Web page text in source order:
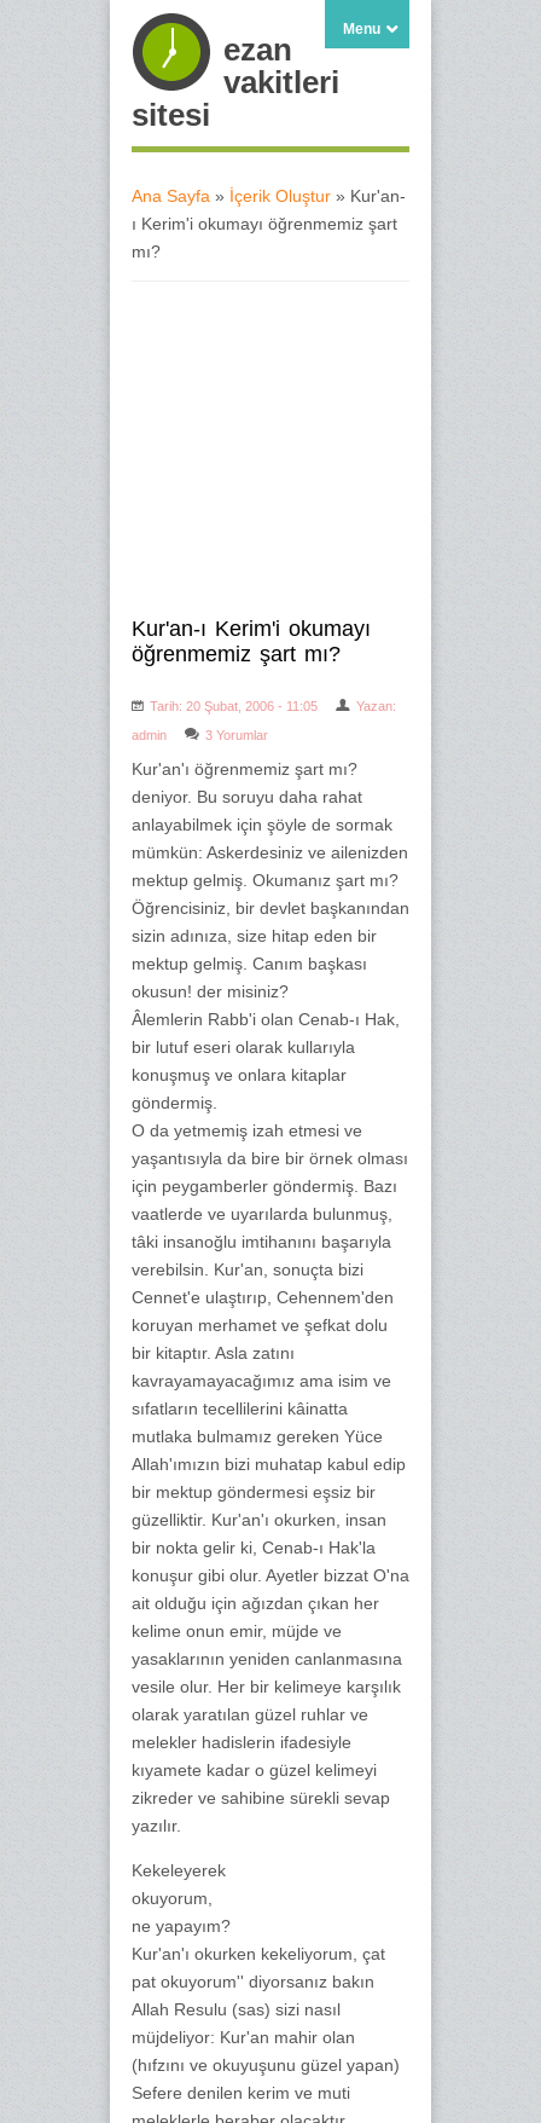
ezan
vakitleri
sitesi
Menu
Buradasınız
Ana Sayfa » İçerik Oluştur » Kur'an-
ı Kerim'i okumayı öğrenmemiz şart
mı?
Kur'an-ı Kerim'i okumayı
öğrenmemiz şart mı?
Tarih: 20 Şubat, 2006 - 11:05
Yazan:
admin
3 Yorumlar
Kur'an'ı öğrenmemiz şart mı?
deniyor. Bu soruyu daha rahat
anlayabilmek için şöyle de sormak
mümkün: Askerdesiniz ve ailenizden
mektup gelmiş. Okumanız şart mı?
Öğrencisiniz, bir devlet başkanından
sizin adınıza, size hitap eden bir
mektup gelmiş. Canım başkası
okusun! der misiniz?
Âlemlerin Rabb'i olan Cenab-ı Hak,
bir lutuf eseri olarak kullarıyla
konuşmuş ve onlara kitaplar
göndermiş.
O da yetmemiş izah etmesi ve
yaşantısıyla da bire bir örnek olması
için peygamberler göndermiş. Bazı
vaatlerde ve uyarılarda bulunmuş,
tâki insanoğlu imtihanını başarıyla
verebilsin. Kur'an, sonuçta bizi
Cennet'e ulaştırıp, Cehennem'den
koruyan merhamet ve şefkat dolu
bir kitaptır. Asla zatını
kavrayamayacağımız ama isim ve
sıfatların tecellilerini kâinatta
mutlaka bulmamız gereken Yüce
Allah'ımızın bizi muhatap kabul edip
bir mektup göndermesi eşsiz bir
güzelliktir. Kur'an'ı okurken, insan
bir nokta gelir ki, Cenab-ı Hak'la
konuşur gibi olur. Ayetler bizzat O'na
ait olduğu için ağızdan çıkan her
kelime onun emir, müjde ve
yasaklarının yeniden canlanmasına
vesile olur. Her bir kelimeye karşılık
olarak yaratılan güzel ruhlar ve
melekler hadislerin ifadesiyle
kıyamete kadar o güzel kelimeyi
zikreder ve sahibine sürekli sevap
yazılır.
Kekeleyerek
okuyorum,
ne yapayım?
Kur'an'ı okurken kekeliyorum, çat
pat okuyorum'' diyorsanız bakın
Allah Resulu (sas) sizi nasıl
müjdeliyor: Kur'an mahir olan
(hıfzını ve okuyuşunu güzel yapan)
Sefere denilen kerim ve muti